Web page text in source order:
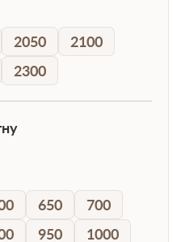
2050
2100
2300
650
700
950 1000